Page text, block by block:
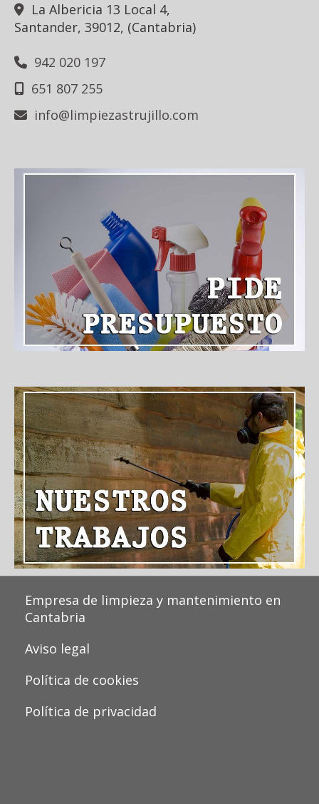
La Albericia 13 Local 4,
Santander, 39012, (Cantabria)
942 020 197
651 807 255
info
limpiezastrujillo.com
Empresa de limpieza y mantenimiento en
Cantabria
Aviso legal
Política de cookies
Política de privacidad